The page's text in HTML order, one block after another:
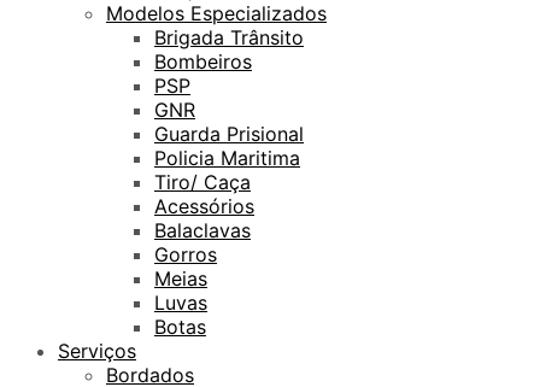
Modelos Especializados
Brigada Trânsito
Bombeiros
PSP
GNR
Guarda Prisional
Policia Maritima
Tiro/ Caça
Acessórios
Balaclavas
Gorros
Meias
Luvas
Botas
Serviços
Bordados